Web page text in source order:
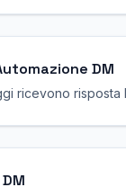
DM
ricevono risposta